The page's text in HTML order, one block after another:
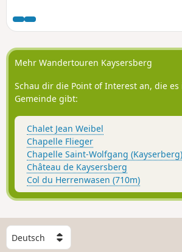
Entdeckungsreise entlang dieses
Zeit die Identität der Gemeinde geprägt
Stockenten über Graureiher bis hin zu
man kann hier tatsächlich viele kleine
Sogar Biber lassen sich manchmal
Mehr Wandertouren Kaysersberg
Schau dir die Point of Interest an, die
Gemeinde gibt:
Chalet Jean Weibel
Chapelle Flieger
Chapelle Saint-Wolfgang (Kayserberg)
Château de Kaysersberg
Col du Herrenwasen (710m)
W
ä